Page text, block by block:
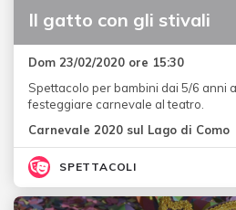
Il gatto con gli stivali
Dom 23/02/2020 ore 15:30
Spettacolo per bambini dai 5/6 anni
festeggiare carnevale al teatro.
Carnevale 2020 sul Lago di Como
SPETTACOLI